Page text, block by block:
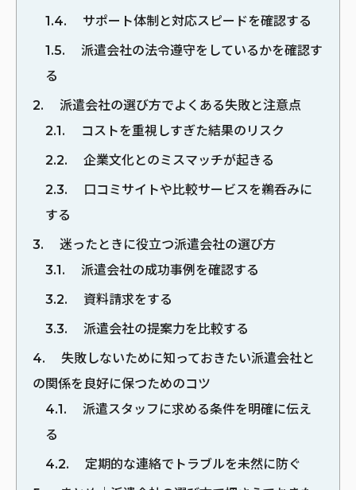
1.4
サポート体制と対応スピードを確認する
1.5
派遣会社の法令遵守をしているかを確認す
る
2
派遣会社の選び方でよくある失敗と注意点
2.1
コストを重視しすぎた結果のリスク
2.2
企業文化とのミスマッチが起きる
2.3
口コミサイトや比較サービスを鵜呑みに
する
3
迷ったときに役立つ派遣会社の選び方
3.1
派遣会社の成功事例を確認する
3.2
資料請求をする
3.3
派遣会社の提案力を比較する
4
失敗しないために知っておきたい派遣会社と
の関係を良好に保つためのコツ
4.1
派遣スタッフに求める条件を明確に伝え
る
4.2
定期的な連絡でトラブルを未然に防ぐ